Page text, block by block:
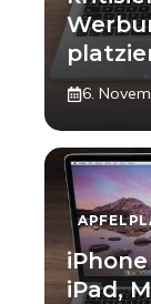
6.
iPad,